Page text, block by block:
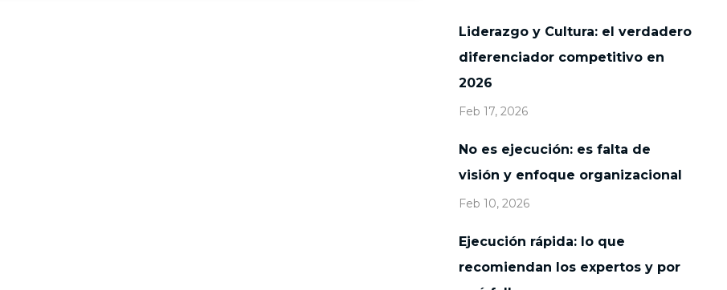
Liderazgo y Cultura: el verdadero
diferenciador competitivo en
2026
Feb 17, 2026
No es ejecución: es falta de
visión y enfoque organizacional
Feb 10, 2026
Ejecución rápida: lo que
recomiendan los expertos y por